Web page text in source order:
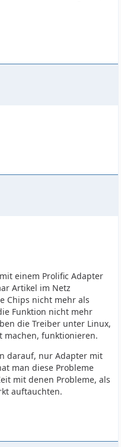
einem Prolific Adapter
Artikel im Netz
Chips nicht mehr als
Funktion nicht mehr
die Treiber unter Linux,
machen, funktionieren.
darauf, nur Adapter mit
man diese Probleme
mit denen Probleme, als
auftauchten.